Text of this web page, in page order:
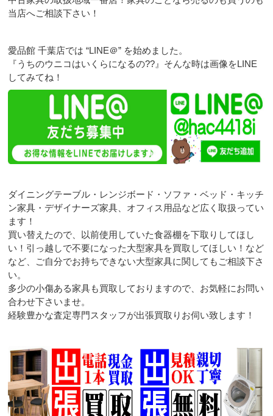
当店へご相談下さい！
愛品館 千葉店では “LINE＠” を始めました。
『うちのウニコはいくらになるの??』そんな時は画像をLINE
してみてね！
ダイニングテーブル・レンジボード・ソファ・ベッド・キッチ
ン家具・デザイナーズ家具、オフィス用品など広く取扱ってい
ます！
買い替えたので、以前使用していた食器棚を下取りしてほし
い！引っ越しで不要になった大型家具を買取してほしい！など
など、ご自分でお持ちできない大型家具に関してもご相談下さ
い。
多少の小傷ある家具も買取しておりますので、お気軽にお問い
合わせ下さいませ。
経験豊かな査定専門スタッフが出張買取りお伺い致します！